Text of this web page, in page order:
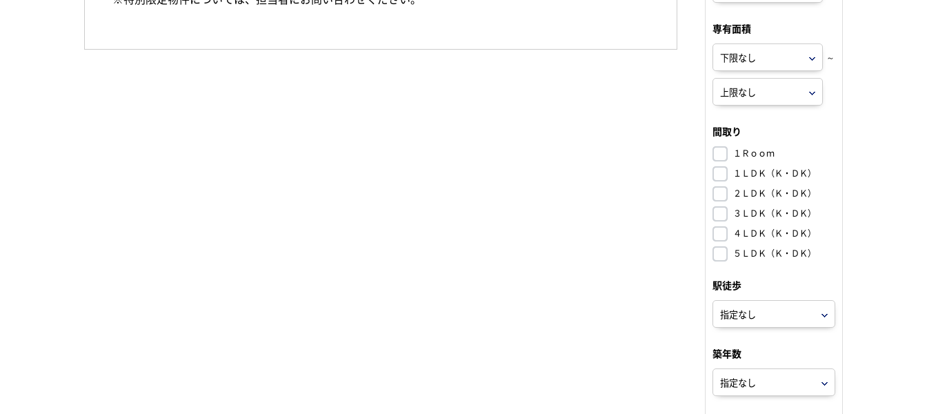
専有面積
～
間取り
１Ｒｏｏｍ
１ＬＤＫ（Ｋ・ＤＫ）
２ＬＤＫ（Ｋ・ＤＫ）
３ＬＤＫ（Ｋ・ＤＫ）
４ＬＤＫ（Ｋ・ＤＫ）
５ＬＤＫ（Ｋ・ＤＫ）
駅徒歩
築年数